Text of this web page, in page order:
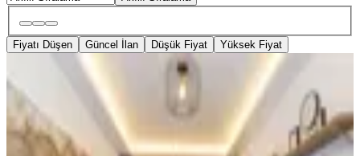
Fiyatı Düşen Güncel İlan Düşük Fiyat Yüksek Fiyat
Çukurambar Lüks Eşyalı 1+1
Daireler - Ankabest Rezidans
Çankaya, Çukurambar Mahallesi
1+1·85 m²·Düz Giriş (Zemin) ·28.07.2026